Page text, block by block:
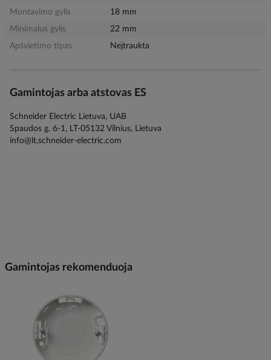
Montavimo gylis
18 mm
Minimalus gylis
22 mm
Apšvietimo tipas
Neįtraukta
Gamintojas arba atstovas ES
Schneider Electric Lietuva, UAB
Spaudos g. 6-1, LT-05132 Vilnius, Lietuva
info@lt.schneider-electric.com
Gamintojas rekomenduoja